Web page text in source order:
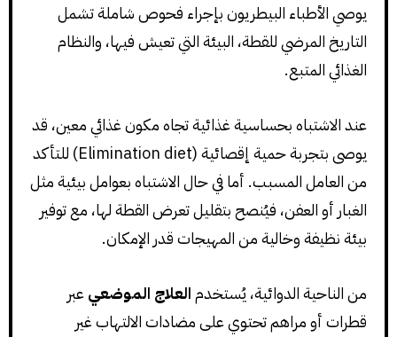
يوصي الأطباء البيطريون بإجراء فحوص شاملة تشمل
التاريخ المرضي للقطة، البيئة التي تعيش فيها، والنظام
الغذائي المتبع.
عند الاشتباه بحساسية غذائية تجاه مكون غذائي معين، قد
يوصى بتجربة حمية إقصائية (Elimination diet) للتأكد
من العامل المسبب. أما في حال الاشتباه بعوامل بيئية مثل
الغبار أو العفن، فيُنصح بتقليل تعرض القطة لها، مع توفير
بيئة نظيفة وخالية من المهيجات قدر الإمكان.
من الناحية الدوائية، يُستخدمالعلاج الموضعيعبر
قطرات أو مراهم تحتوي على مضادات الالتهاب غير